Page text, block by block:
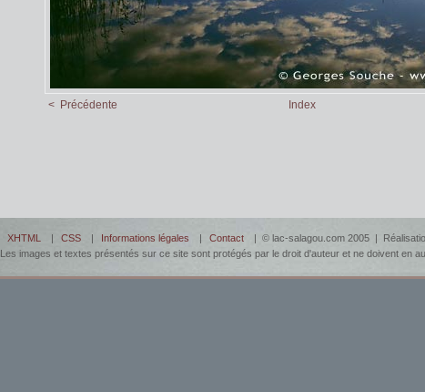
< Précédente Index
XHTML | CSS | Informations légales | Contact | © lac-salagou.com 2005 |
Les images et textes présentés sur ce site sont protégés par le droit d'auteur et ne doivent en